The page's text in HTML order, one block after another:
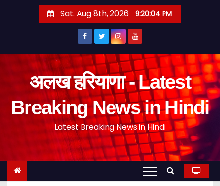
Sat. Aug 8th, 2026 9:20:05 PM
अलख हरियाणा - Latest
Breaking News in Hindi
Latest Breaking News in Hindi